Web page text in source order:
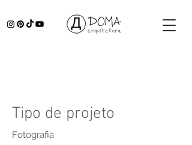
Tipo de projeto
Fotografia